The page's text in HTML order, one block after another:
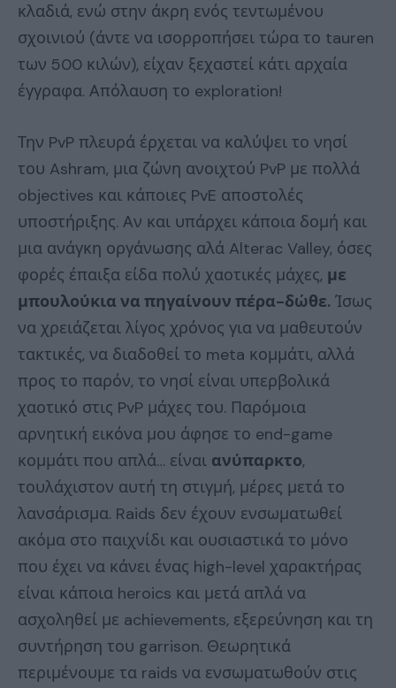
κλαδιά, ενώ στην άκρη ενός τεντωμένου
σχοινιού (άντε να ισορροπήσει τώρα το tauren
των 500 κιλών), είχαν ξεχαστεί κάτι αρχαία
έγγραφα. Απόλαυση το exploration!
Την PvP πλευρά έρχεται να καλύψει το νησί
του Ashram, μια ζώνη ανοιχτού PvP με πολλά
objectives και κάποιες PvE αποστολές
υποστήριξης. Αν και υπάρχει κάποια δομή και
μια ανάγκη οργάνωσης αλά Alterac Valley, όσες
φορές έπαιξα είδα πολύ χαοτικές μάχες, με
μπουλούκια να πηγαίνουν πέρα-δώθε. Ίσως
να χρειάζεται λίγος χρόνος για να μαθευτούν
τακτικές, να διαδοθεί το meta κομμάτι, αλλά
προς το παρόν, το νησί είναι υπερβολικά
χαοτικό στις PvP μάχες του. Παρόμοια
αρνητική εικόνα μου άφησε το end-game
κομμάτι που απλά… είναι ανύπαρκτο,
τουλάχιστον αυτή τη στιγμή, μέρες μετά το
λανσάρισμα. Raids δεν έχουν ενσωματωθεί
ακόμα στο παιχνίδι και ουσιαστικά το μόνο
που έχει να κάνει ένας high-level χαρακτήρας
είναι κάποια heroics και μετά απλά να
ασχοληθεί με achievements, εξερεύνηση και τη
συντήρηση του garrison. Θεωρητικά
περιμένουμε τα raids να ενσωματωθούν στις